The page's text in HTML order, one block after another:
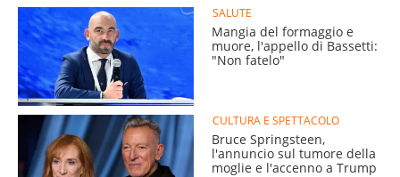
SALUTE
Mangia del formaggio e
muore, l'appello di Bassetti:
"Non fatelo"
CULTURA E SPETTACOLO
Bruce Springsteen,
l'annuncio sul tumore della
moglie e l'accenno a Trump